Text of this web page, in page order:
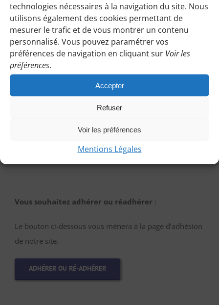
technologies nécessaires à la navigation du site. Nous
utilisons également des cookies permettant de
mesurer le trafic et de vous montrer un contenu
personnalisé. Vous pouvez paramétrer vos
préférences de navigation en cliquant sur Voir les
préférences.
Accepter
Refuser
Voir les préférences
Mentions Légales
Vous pouvez participer gratuitement à deux
randonnées d’essai sans engagement de votre part
:
Cliquez sur le bouton ci-dessous et indiquez-nous votre
choix en laissant vos coordonnées pour que l’on puisse
vous répondre en vous précisant le lieu de rendez-vous
PARTICIPER EN TANT QU’INVITÉE
Vous souhaitez adhérer ou réadhérer :
Le bouton ci-dessous vous mènera à la page d’adhésion
de notre site.
ADHÉRER OU RÉ-ADHÉRER